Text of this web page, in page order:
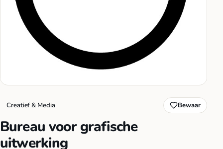
Creatief & Media Bewaar
Bureau voor grafische
uitwerking